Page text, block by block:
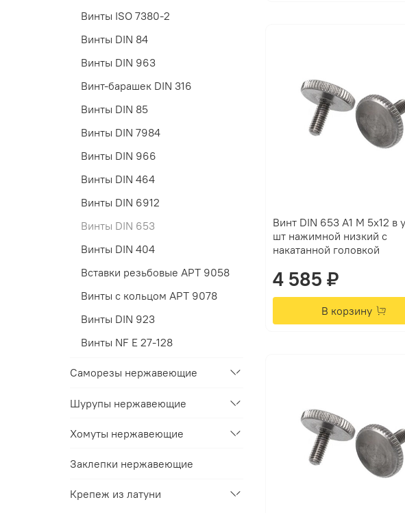
Винт DIN 653 А1 M 5х12 в
шт нажимной низкий с
накатанной головкой
4 585 ₽
В корзину
Винты ISO 7380-2
Винты DIN 84
Винты DIN 963
Винт-барашек DIN 316
Винты DIN 85
Винты DIN 7984
Винты DIN 966
Винты DIN 464
Винты DIN 6912
Винты DIN 653
Винты DIN 404
Вставки резьбовые АРТ 9058
Винты с кольцом АРТ 9078
Винты DIN 923
Винты NF E 27-128
Саморезы нержавеющие
Шурупы нержавеющие
Хомуты нержавеющие
Заклепки нержавеющие
Крепеж из латуни